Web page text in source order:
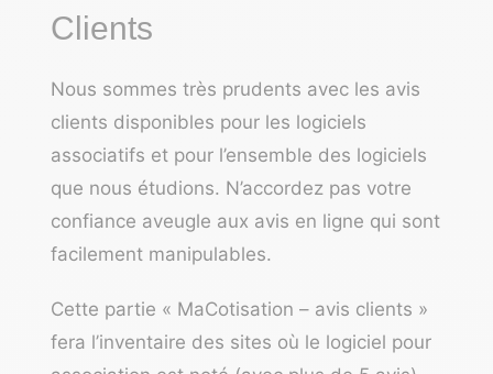
Clients
Nous sommes très prudents avec les avis
clients disponibles pour les logiciels
associatifs et pour l’ensemble des logiciels
que nous étudions. N’accordez pas votre
confiance aveugle aux avis en ligne qui sont
facilement manipulables.
Cette partie « MaCotisation – avis clients »
fera l’inventaire des sites où le logiciel pour